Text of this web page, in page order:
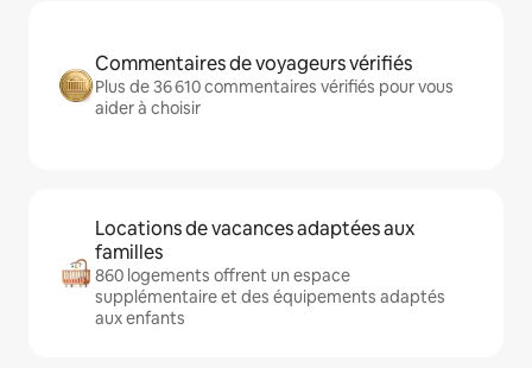
Commentaires de voyageurs vérifiés
Plus de 36 610 commentaires vérifiés pour vous
aider à choisir
Locations de vacances adaptées aux
familles
860 logements offrent un espace
supplémentaire et des équipements adaptés
aux enfants